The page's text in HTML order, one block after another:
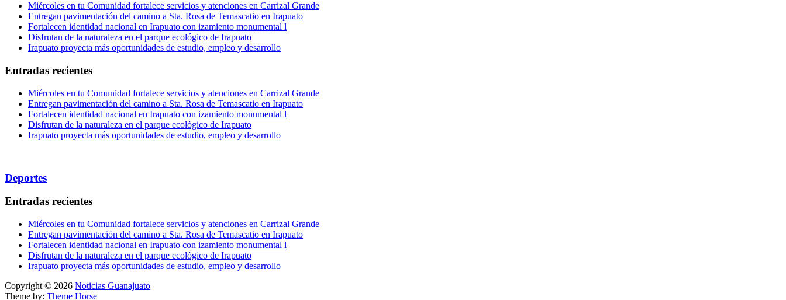
Miércoles en tu Comunidad fortalece servicios y atenciones en Carrizal Grande
Entregan pavimentación del camino a Sta. Rosa de Temascatio en Irapuato
Fortalecen identidad nacional en Irapuato con izamiento monumental l
Disfrutan de la naturaleza en el parque ecológico de Irapuato
Irapuato proyecta más oportunidades de estudio, empleo y desarrollo
Entradas recientes
Miércoles en tu Comunidad fortalece servicios y atenciones en Carrizal Grande
Entregan pavimentación del camino a Sta. Rosa de Temascatio en Irapuato
Fortalecen identidad nacional en Irapuato con izamiento monumental l
Disfrutan de la naturaleza en el parque ecológico de Irapuato
Irapuato proyecta más oportunidades de estudio, empleo y desarrollo
Deportes
Entradas recientes
Miércoles en tu Comunidad fortalece servicios y atenciones en Carrizal Grande
Entregan pavimentación del camino a Sta. Rosa de Temascatio en Irapuato
Fortalecen identidad nacional en Irapuato con izamiento monumental l
Disfrutan de la naturaleza en el parque ecológico de Irapuato
Irapuato proyecta más oportunidades de estudio, empleo y desarrollo
Copyright © 2026 Noticias Guanajuato
Theme by: Theme Horse